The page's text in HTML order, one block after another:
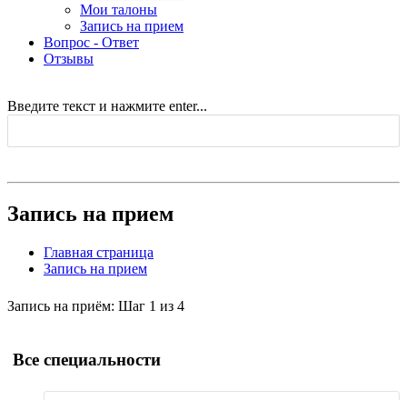
Мои талоны
Запись на прием
Вопрос - Ответ
Отзывы
Введите текст и нажмите enter...
Запись на прием
Главная страница
Запись на прием
Запись на приём: Шаг 1 из 4
Все специальности